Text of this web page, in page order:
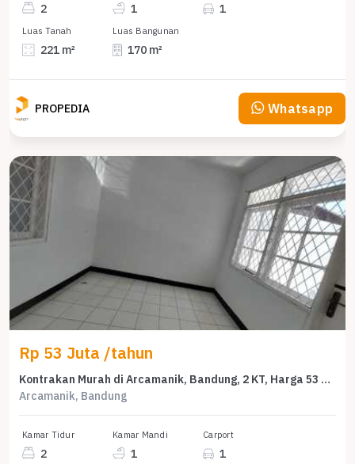
2 1 1
Luas Tanah
221 m²
Luas Bangunan
170 m²
PROPEDIA Whatsapp
Rp 53 Juta /tahun
Kontrakan Murah di Arcamanik, Bandung, 2 KT, Harga 53 Juta /tahun
Arcamanik, Bandung
Kamar Tidur
2
Kamar Mandi
1
Carport
1